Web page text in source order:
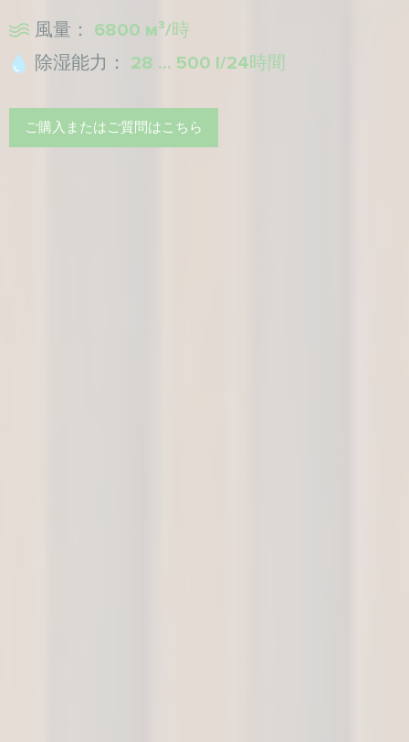
風量： 6800 м³/時
除湿能力： 28 ... 500 l/24時間
ご購入またはご質問はこちら